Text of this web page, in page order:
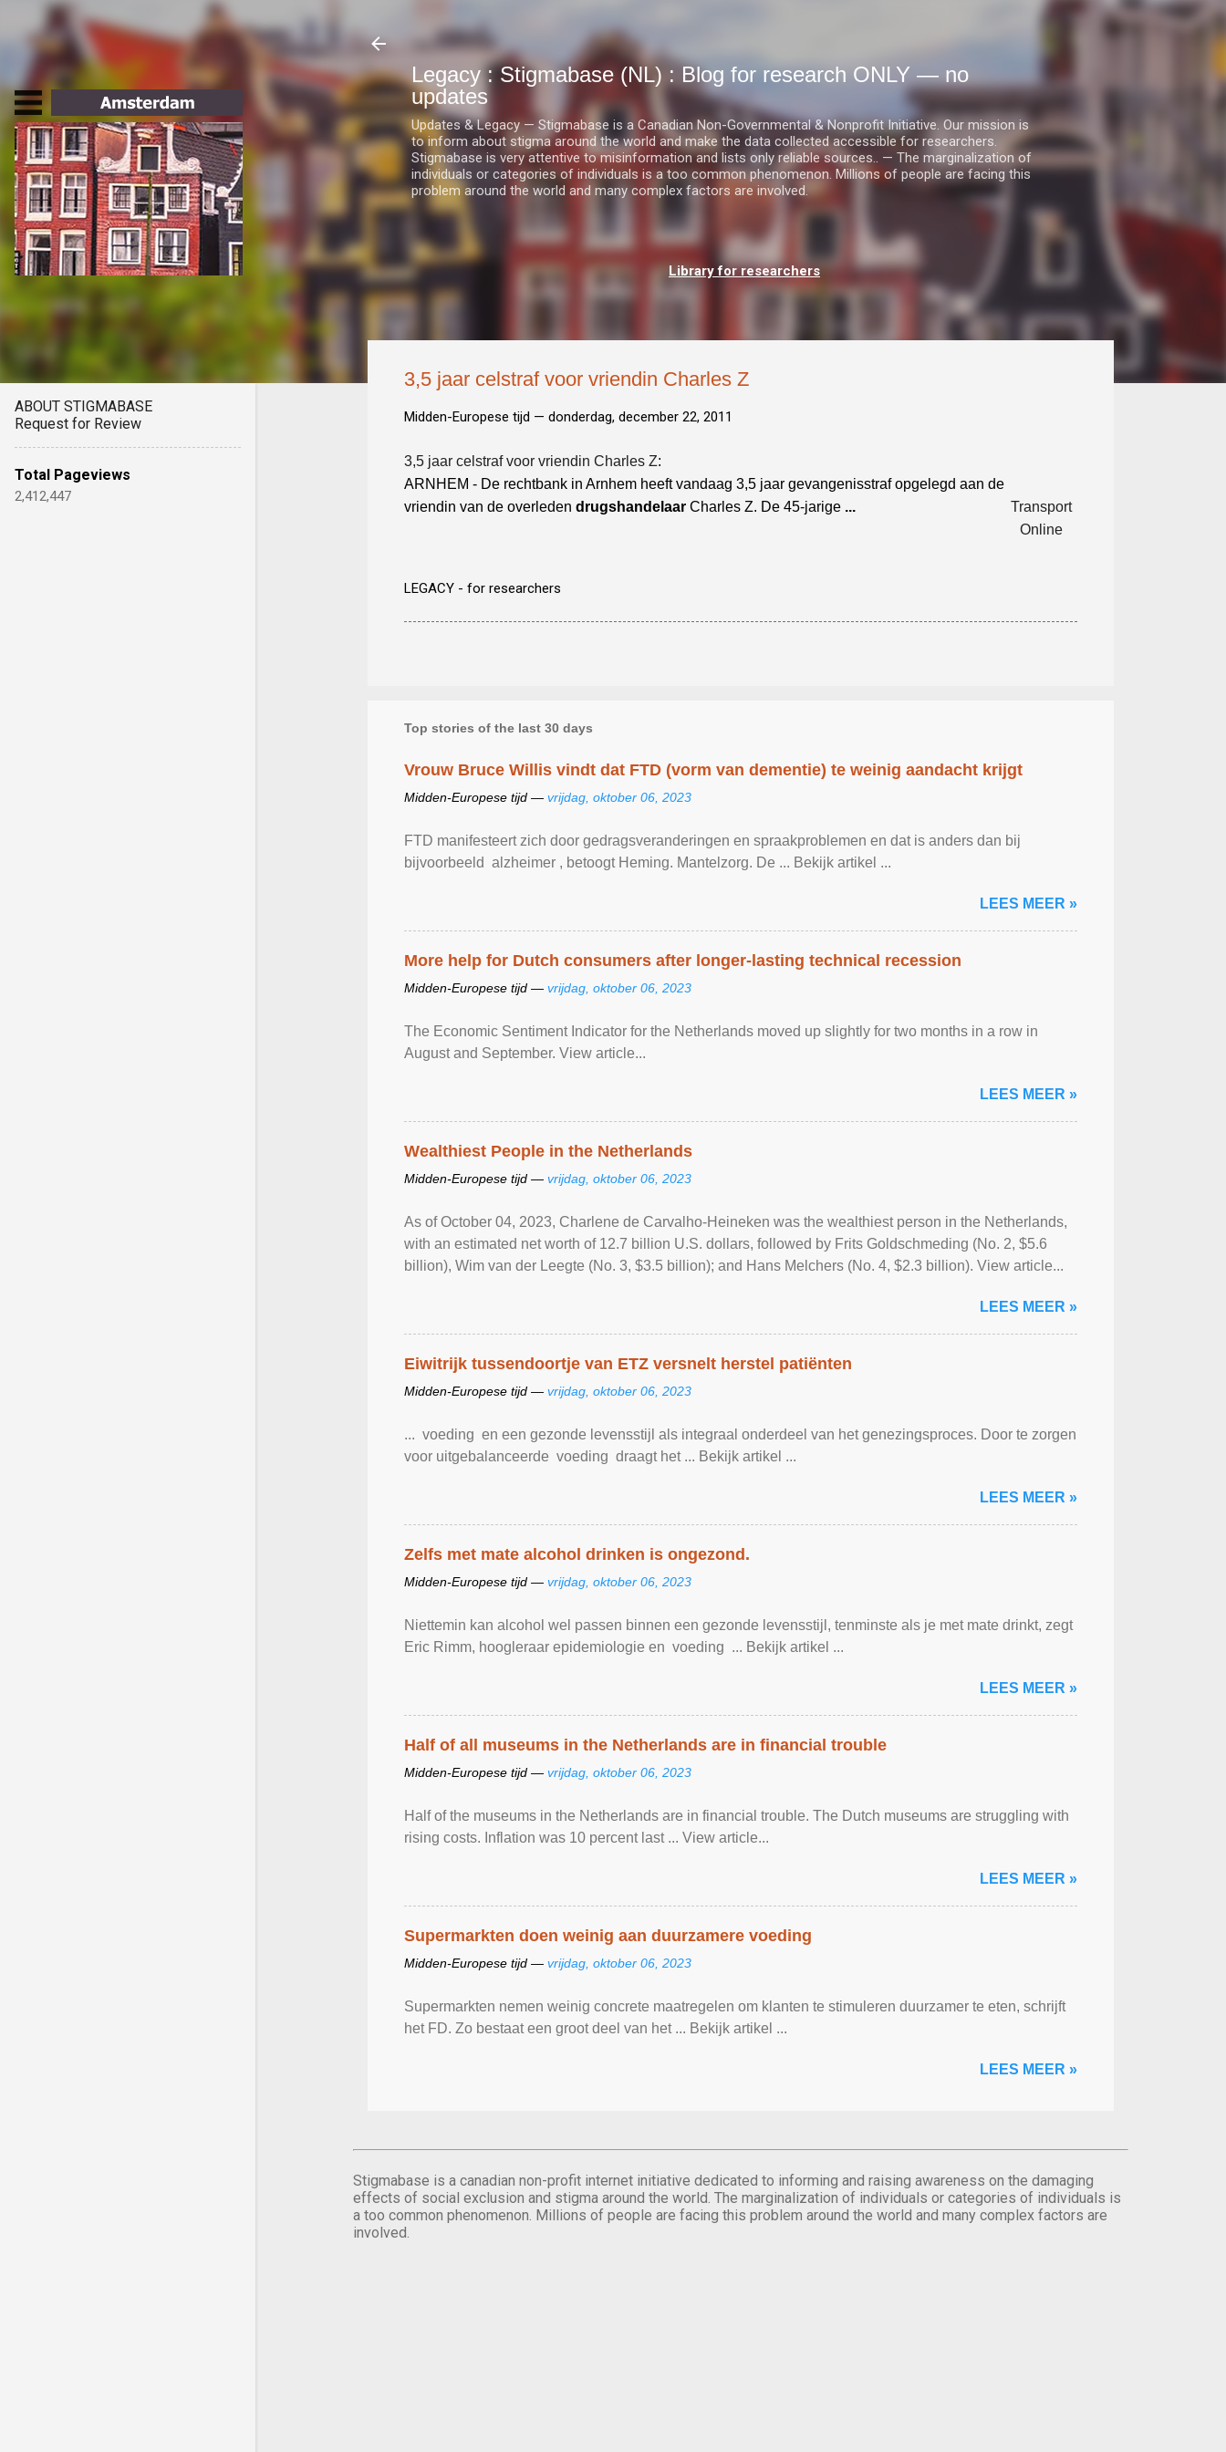
Legacy : Stigmabase (NL) : Blog for research ONLY — no
updates
Updates & Legacy — Stigmabase is a Canadian Non-Governmental & Nonprofit Initiative. Our mission is
to inform about stigma around the world and make the data collected accessible for researchers.
Stigmabase is very attentive to misinformation and lists only reliable sources.. — The marginalization of
individuals or categories of individuals is a too common phenomenon. Millions of people are facing this
problem around the world and many complex factors are involved.
Library for researchers
3,5 jaar celstraf voor vriendin Charles Z
Midden-Europese tijd — donderdag, december 22, 2011
3,5 jaar celstraf voor vriendin Charles Z:
ARNHEM - De rechtbank in Arnhem heeft vandaag 3,5 jaar gevangenisstraf opgelegd aan de
vriendin van de overleden drugshandelaar Charles Z. De 45-jarige ...
Transport
Online
LEGACY - for researchers
Top stories of the last 30 days
Vrouw Bruce Willis vindt dat FTD (vorm van dementie) te weinig aandacht krijgt
Midden-Europese tijd — vrijdag, oktober 06, 2023
FTD manifesteert zich door gedragsveranderingen en spraakproblemen en dat is anders dan bij
bijvoorbeeld alzheimer , betoogt Heming. Mantelzorg. De ... Bekijk artikel ...
LEES MEER »
More help for Dutch consumers after longer-lasting technical recession
Midden-Europese tijd — vrijdag, oktober 06, 2023
The Economic Sentiment Indicator for the Netherlands moved up slightly for two months in a row in
August and September. View article...
LEES MEER »
Wealthiest People in the Netherlands
Midden-Europese tijd — vrijdag, oktober 06, 2023
As of October 04, 2023, Charlene de Carvalho-Heineken was the wealthiest person in the Netherlands,
with an estimated net worth of 12.7 billion U.S. dollars, followed by Frits Goldschmeding (No. 2, $5.6
billion), Wim van der Leegte (No. 3, $3.5 billion); and Hans Melchers (No. 4, $2.3 billion). View article...
LEES MEER »
Eiwitrijk tussendoortje van ETZ versnelt herstel patiënten
Midden-Europese tijd — vrijdag, oktober 06, 2023
... voeding en een gezonde levensstijl als integraal onderdeel van het genezingsproces. Door te zorgen
voor uitgebalanceerde voeding draagt het ... Bekijk artikel ...
LEES MEER »
Zelfs met mate alcohol drinken is ongezond.
Midden-Europese tijd — vrijdag, oktober 06, 2023
Niettemin kan alcohol wel passen binnen een gezonde levensstijl, tenminste als je met mate drinkt, zegt
Eric Rimm, hoogleraar epidemiologie en voeding ... Bekijk artikel ...
LEES MEER »
Half of all museums in the Netherlands are in financial trouble
Midden-Europese tijd — vrijdag, oktober 06, 2023
Half of the museums in the Netherlands are in financial trouble. The Dutch museums are struggling with
rising costs. Inflation was 10 percent last ... View article...
LEES MEER »
Supermarkten doen weinig aan duurzamere voeding
Midden-Europese tijd — vrijdag, oktober 06, 2023
Supermarkten nemen weinig concrete maatregelen om klanten te stimuleren duurzamer te eten, schrijft
het FD. Zo bestaat een groot deel van het ... Bekijk artikel ...
LEES MEER »
Stigmabase is a canadian non-profit internet initiative dedicated to informing and raising awareness on the damaging
effects of social exclusion and stigma around the world. The marginalization of individuals or categories of individuals is
a too common phenomenon. Millions of people are facing this problem around the world and many complex factors are
involved.
ABOUT STIGMABASE
Request for Review
Total Pageviews
2,412,447